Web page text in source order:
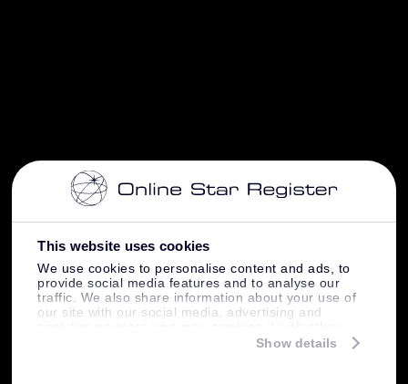
This website uses cookies
We use cookies to personalise content and ads, to
provide social media features and to analyse our
traffic. We also share information about your use of
our site with our social media, advertising and
information that you’ve provided to them or that
Show details